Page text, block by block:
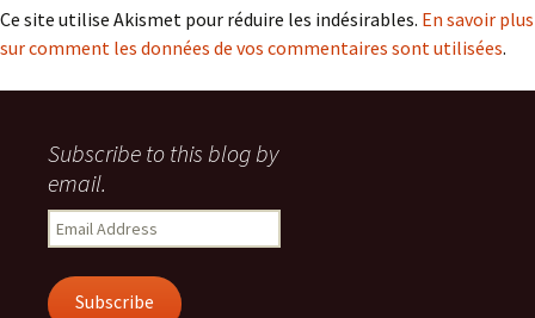
Ce site utilise Akismet pour réduire les indésirables. En savoir plus
sur comment les données de vos commentaires sont utilisées.
Subscribe to this blog by
email.
Email
Address
Subscribe